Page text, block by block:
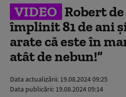
VIDEO Robert
împlinit 81 de ani
arate că este în
atât de nebun!”
Data actualizării: 19.08.2024 09:25
Data publicării: 19.08.2024 09:14